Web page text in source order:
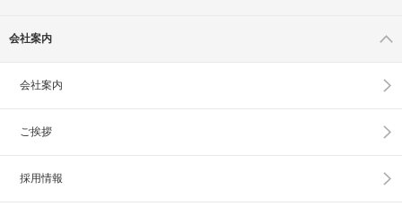
会社案内
会社案内
ご挨拶
採用情報